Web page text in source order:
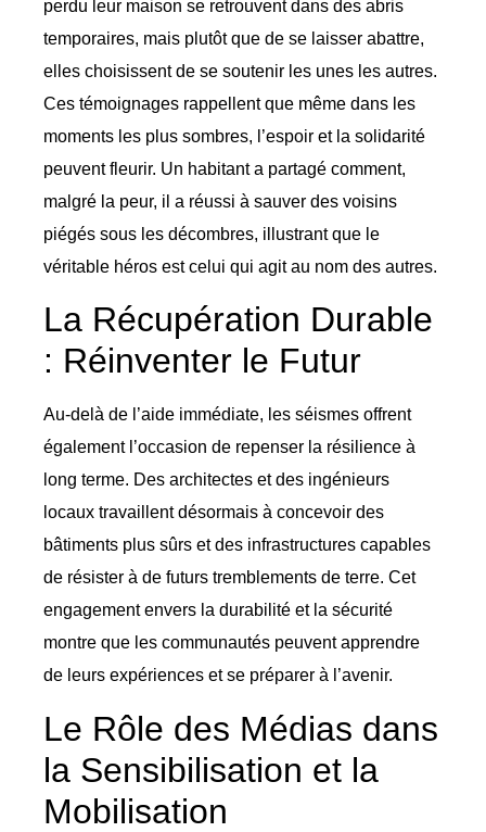
perdu leur maison se retrouvent dans des abris
temporaires, mais plutôt que de se laisser abattre,
elles choisissent de se soutenir les unes les autres.
Ces témoignages rappellent que même dans les
moments les plus sombres, l’espoir et la solidarité
peuvent fleurir. Un habitant a partagé comment,
malgré la peur, il a réussi à sauver des voisins
piégés sous les décombres, illustrant que le
véritable héros est celui qui agit au nom des autres.
La Récupération Durable
: Réinventer le Futur
Au-delà de l’aide immédiate, les séismes offrent
également l’occasion de repenser la résilience à
long terme. Des architectes et des ingénieurs
locaux travaillent désormais à concevoir des
bâtiments plus sûrs et des infrastructures capables
de résister à de futurs tremblements de terre. Cet
engagement envers la durabilité et la sécurité
montre que les communautés peuvent apprendre
de leurs expériences et se préparer à l’avenir.
Le Rôle des Médias dans
la Sensibilisation et la
Mobilisation